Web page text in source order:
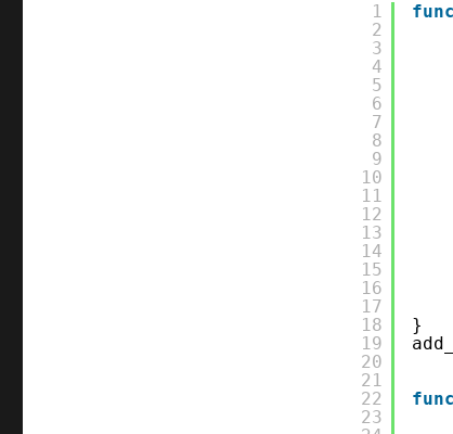
1
2
3
4
5
6
7
8
9
10
11
12
13
14
15
16
17
18
19
20
21
22
23
}